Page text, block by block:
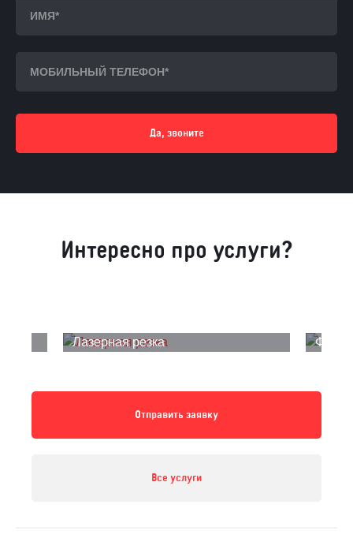
Да, звоните
Интересно про услуги?
Лазерная резка
Отправить заявку
Все услуги